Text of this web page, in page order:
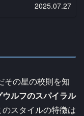
2025.07.27
その星の校則を知
ルフのスパイラル
スタイルの特徴は